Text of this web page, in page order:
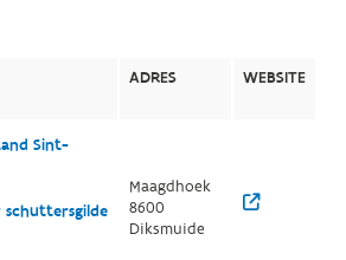
ADRES WEBSITE
Sint-
Maagdhoek
8600
Diksmuide